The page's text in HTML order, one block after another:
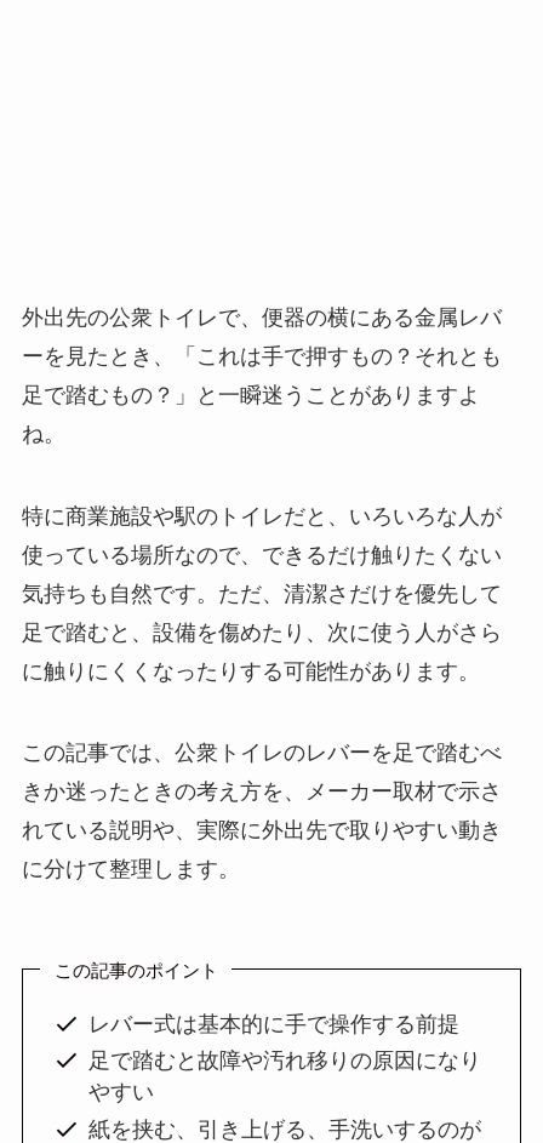
外出先の公衆トイレで、便器の横にある金属レバ
ーを見たとき、「これは手で押すもの？それとも
足で踏むもの？」と一瞬迷うことがありますよ
ね。
特に商業施設や駅のトイレだと、いろいろな人が
使っている場所なので、できるだけ触りたくない
気持ちも自然です。ただ、清潔さだけを優先して
足で踏むと、設備を傷めたり、次に使う人がさら
に触りにくくなったりする可能性があります。
この記事では、公衆トイレのレバーを足で踏むべ
きか迷ったときの考え方を、メーカー取材で示さ
れている説明や、実際に外出先で取りやすい動き
に分けて整理します。
この記事のポイント
レバー式は基本的に手で操作する前提
足で踏むと故障や汚れ移りの原因になり
やすい
紙を挟む、引き上げる、手洗いするのが